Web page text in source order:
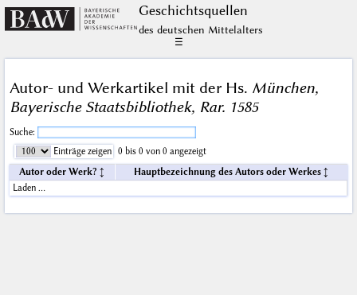
Geschichts­quellen
des deutschen Mittelalters
☰
Autor- und Werkartikel mit der Hs. München,
Bayerische Staatsbibliothek, Rar. 1585
Suche:
Einträge zeigen
0 bis 0 von 0 angezeigt
Autor oder Werk?
Hauptbezeichnung des Autors oder Werkes
Laden …